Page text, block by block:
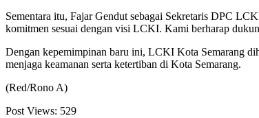
Sementara itu, Fajar Gendut sebagai Sekretaris DPC
komitmen sesuai dengan visi LCKI. Kami berharap
Dengan kepemimpinan baru ini, LCKI Kota Semarang
menjaga keamanan serta ketertiban di Kota Semarang.
(Red/Rono A)
Post Views: 529